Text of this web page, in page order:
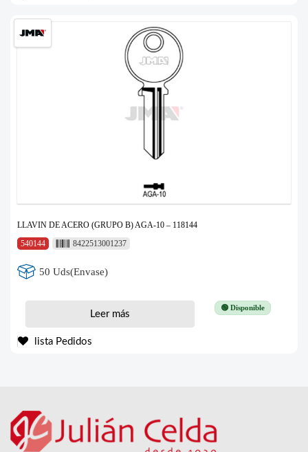
LLAVIN DE ACERO (GRUPO B) AGA-10 – 118144
540144
8422513001237
50 Uds(Envase)
🟢 Disponible
Leer más
lista Pedidos